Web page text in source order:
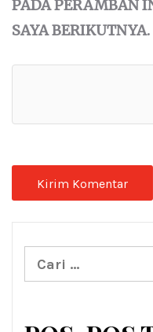
PADA PERAMBAN
SAYA BERIKUTNYA.
Cari
untuk: